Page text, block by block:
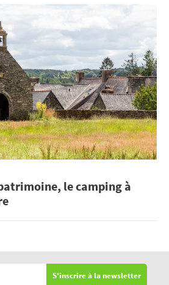
le camping à
S'inscrire à la newsletter